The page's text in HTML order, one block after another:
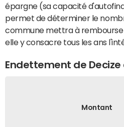
épargne (sa capacité
permet de déterminer le
commune mettra à
elle y consacre tous les ans
Endettement de Decize
Montant